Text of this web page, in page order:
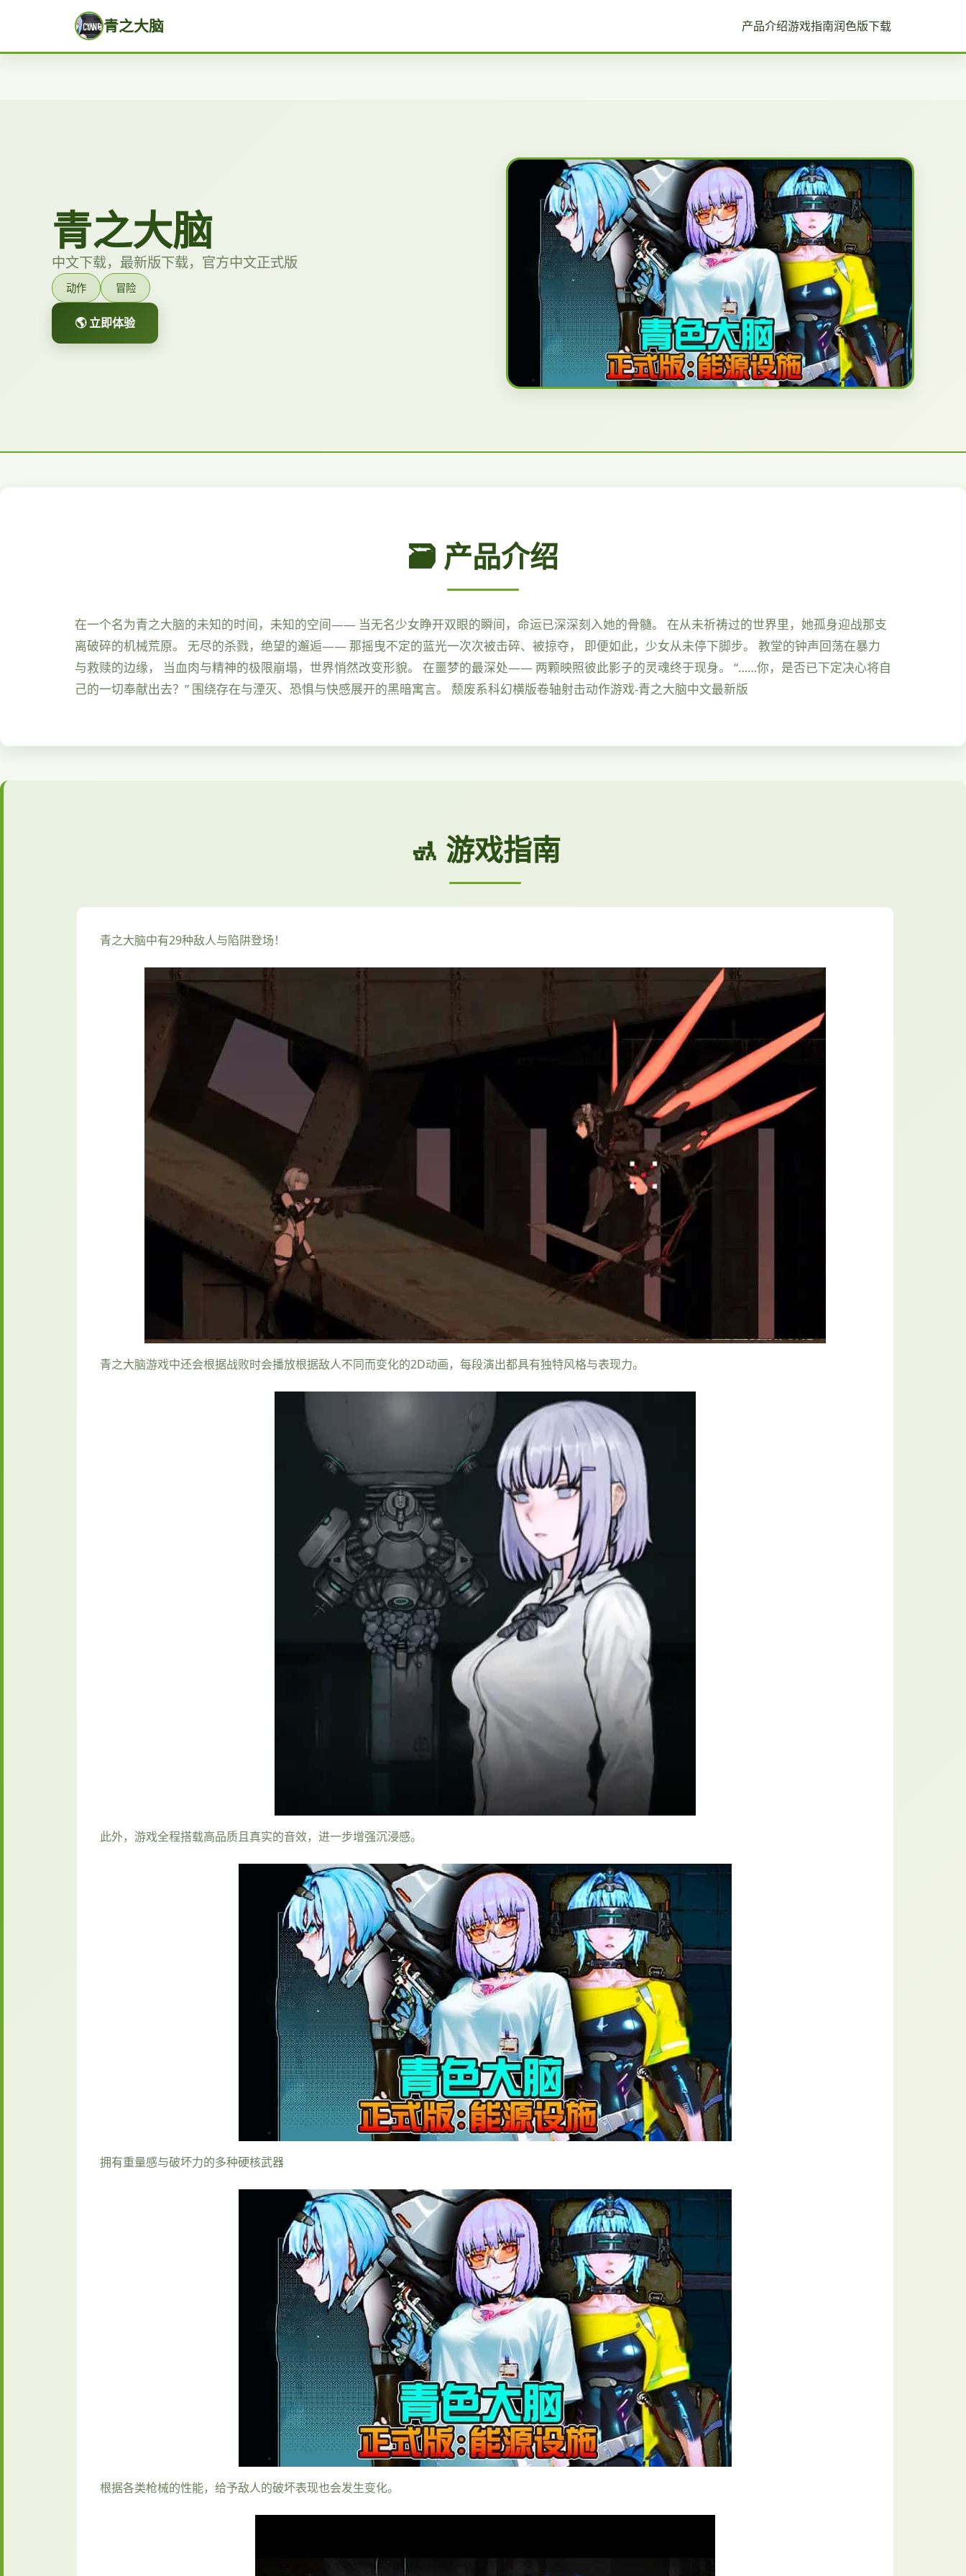
青之大脑 产品介绍游戏指南润色版下载
青之大脑
中文下载，最新版下载，官方中文正式版
动作 冒险
🌎 立即体验
🗃️ 产品介绍
在一个名为青之大脑的未知的时间，未知的空间—— 当无名少女睁开双眼的瞬间，命运已深深刻入她的骨髓。 在从未祈祷过的世界里，她孤身迎战那支
离破碎的机械荒原。 无尽的杀戮，绝望的邂逅—— 那摇曳不定的蓝光一次次被击碎、被掠夺， 即便如此，少女从未停下脚步。 教堂的钟声回荡在暴力
与救赎的边缘， 当血肉与精神的极限崩塌，世界悄然改变形貌。 在噩梦的最深处—— 两颗映照彼此影子的灵魂终于现身。 “……你，是否已下定决心将自
己的一切奉献出去？” 围绕存在与湮灭、恐惧与快感展开的黑暗寓言。 颓废系科幻横版卷轴射击动作游戏-青之大脑中文最新版
🚮 游戏指南
青之大脑中有29种敌人与陷阱登场！
青之大脑游戏中还会根据战败时会播放根据敌人不同而变化的2D动画，每段演出都具有独特风格与表现力。
此外，游戏全程搭载高品质且真实的音效，进一步增强沉浸感。
拥有重量感与破坏力的多种硬核武器
根据各类枪械的性能，给予敌人的破坏表现也会发生变化。